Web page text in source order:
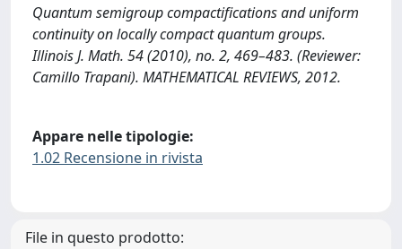
Quantum semigroup compactifications and uniform
continuity on locally compact quantum groups.
Illinois J. Math. 54 (2010), no. 2, 469–483. (Reviewer:
Camillo Trapani). MATHEMATICAL REVIEWS, 2012.
Appare nelle tipologie:
1.02 Recensione in rivista
File in questo prodotto: